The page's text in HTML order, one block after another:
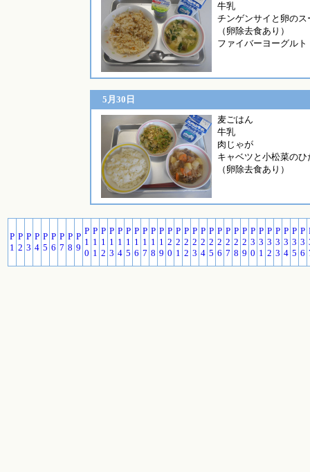
牛乳
チンゲンサイと卵のス
（卵除去食あり）
ファイバーヨーグルト
5月30日
麦
牛乳
肉じゃが
キャベツと小松菜のひ
（卵除去食あり）
P
1
P
2
P
3
P
4
P
5
P
6
P
7
P
8
P
9
P
1
0
P
1
1
P
1
2
P
1
3
P
1
4
P
1
5
P
1
6
P
1
7
P
1
8
P
1
9
P
2
0
P
2
1
P
2
2
P
2
3
P
2
4
P
2
5
P
2
6
P
2
7
P
2
8
P
2
9
P
3
0
P
3
1
P
3
2
P
3
3
P
3
4
P
3
5
P
3
6